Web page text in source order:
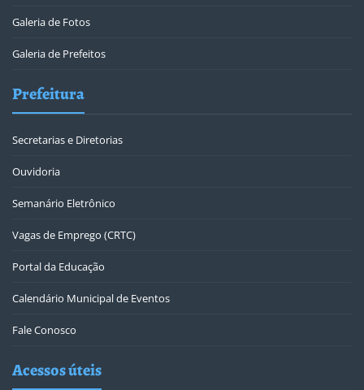
Galeria de Fotos
Galeria de Prefeitos
Prefeitura
Secretarias e Diretorias
Ouvidoria
Semanário Eletrônico
Vagas de Emprego (CRTC)
Portal da Educação
Calendário Municipal de Eventos
Fale Conosco
Acessos úteis